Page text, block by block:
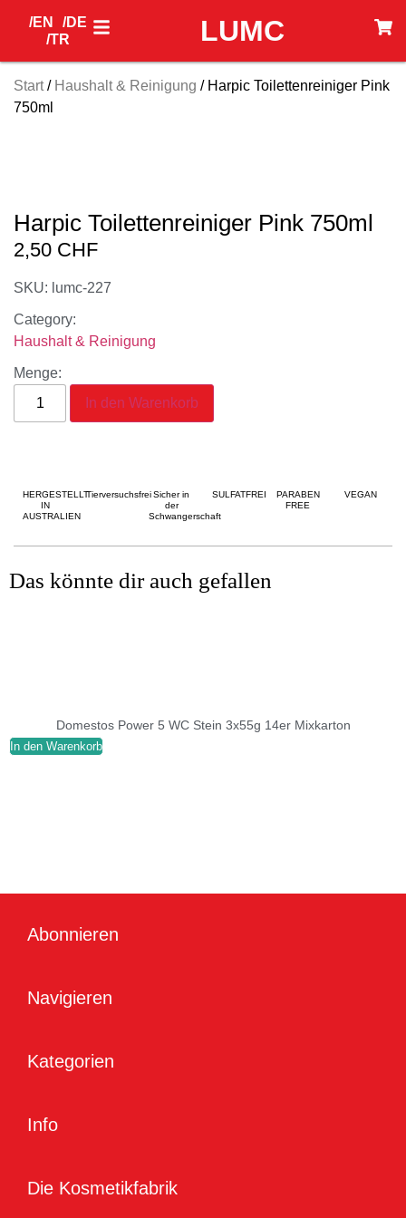
LUMC
/EN
/DE
/TR
Start/ Haushalt & Reinigung / Harpic Toilettenreiniger Pink
750ml
Harpic Toilettenreiniger Pink 750ml
2,50 CHF
SKU: lumc-227
Category:
Haushalt & Reinigung
Menge:
In den Warenkorb
HERGESTELLT
IN
AUSTRALIEN
Tierversuchsfrei Sicher in
der
Schwangerschaft
SULFATFREI
PARABEN
FREE
VEGAN
Das könnte dir auch gefallen
Domestos Power 5 WC Stein 3x55g 14er Mixkarton
In den Warenkorb
Abonnieren
Navigieren
Kategorien
Info
Die Kosmetikfabrik